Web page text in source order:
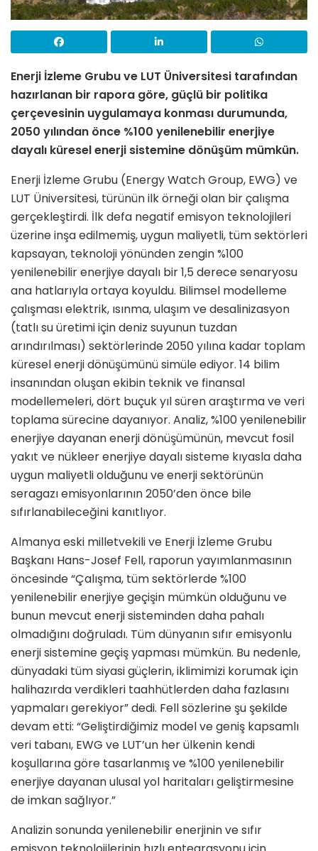
Enerji İzleme Grubu ve LUT Üniversitesi tarafından
hazırlanan bir rapora göre, güçlü bir politika
çerçevesinin uygulamaya konması durumunda,
2050 yılından önce %100 yenilenebilir enerjiye
dayalı küresel enerji sistemine dönüşüm mümkün.
Enerji İzleme Grubu (Energy Watch Group, EWG) ve
LUT Üniversitesi, türünün ilk örneği olan bir çalışma
gerçekleştirdi. İlk defa negatif emisyon teknolojileri
üzerine inşa edilmemiş, uygun maliyetli, tüm sektörleri
kapsayan, teknoloji yönünden zengin %100
yenilenebilir enerjiye dayalı bir 1,5 derece senaryosu
ana hatlarıyla ortaya koyuldu. Bilimsel modelleme
çalışması elektrik, ısınma, ulaşım ve desalinizasyon
(tatlı su üretimi için deniz suyunun tuzdan
arındırılması) sektörlerinde 2050 yılına kadar toplam
küresel enerji dönüşümünü simüle ediyor. 14 bilim
insanından oluşan ekibin teknik ve finansal
modellemeleri, dört buçuk yıl süren araştırma ve veri
toplama sürecine dayanıyor. Analiz, %100 yenilenebilir
enerjiye dayanan enerji dönüşümünün, mevcut fosil
yakıt ve nükleer enerjiye dayalı sisteme kıyasla daha
uygun maliyetli olduğunu ve enerji sektörünün
seragazı emisyonlarının 2050’den önce bile
sıfırlanabileceğini kanıtlıyor.
Almanya eski milletvekili ve Enerji İzleme Grubu
Başkanı Hans-Josef Fell, raporun yayımlanmasının
öncesinde “Çalışma, tüm sektörlerde %100
yenilenebilir enerjiye geçişin mümkün olduğunu ve
bunun mevcut enerji sisteminden daha pahalı
olmadığını doğruladı. Tüm dünyanın sıfır emisyonlu
enerji sistemine geçiş yapması mümkün. Bu nedenle,
dünyadaki tüm siyasi güçlerin, iklimimizi korumak için
halihazırda verdikleri taahhütlerden daha fazlasını
yapmaları gerekiyor” dedi. Fell sözlerine şu şekilde
devam etti: “Geliştirdiğimiz model ve geniş kapsamlı
veri tabanı, EWG ve LUT’un her ülkenin kendi
koşullarına göre tasarlanmış ve %100 yenilenebilir
enerjiye dayanan ulusal yol haritaları geliştirmesine
de imkan sağlıyor.”
Analizin sonunda yenilenebilir enerjinin ve sıfır